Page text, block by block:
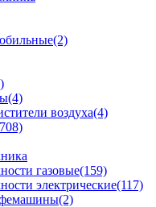
(2)
(4)
воздуха(4)
газовые(159)
электрические(117)
(2)